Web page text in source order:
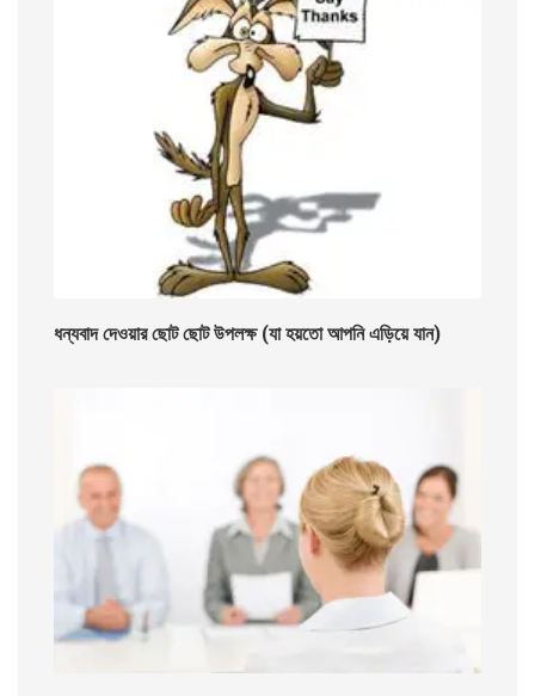
ধন্যবাদ দেওয়ার ছোট ছোট উপলক্ষ (যা হয়তো আপনি এড়িয়ে যান)